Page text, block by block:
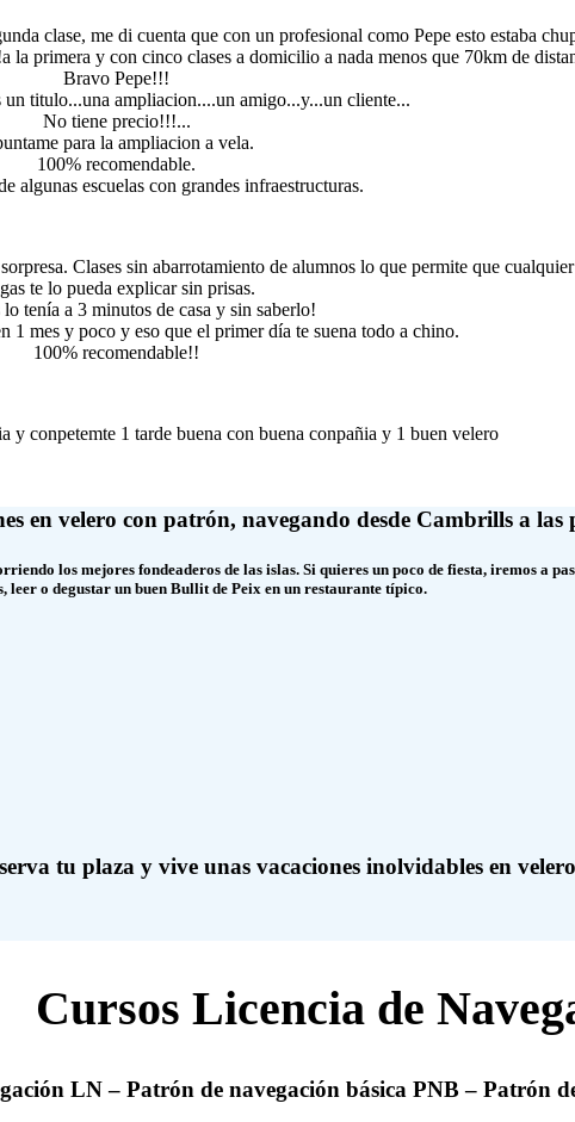
clase, me di cuenta que con un profesional como Pepe esto estaba
la primera y con cinco clases a domicilio a nada menos que 70km de
Bravo Pepe!!!
un titulo...una ampliacion....un amigo...y...un cliente...
No tiene precio!!!...
para la ampliacion a vela.
100% recomendable.
algunas escuelas con grandes infraestructuras.
Clases sin abarrotamiento de alumnos lo que permite que
te lo pueda explicar sin prisas.
lo tenía a 3 minutos de casa y sin saberlo!
1 mes y poco y eso que el primer día te suena todo a chino.
100% recomendable!!
y conpetemte 1 tarde buena con buena conpañia y 1 buen velero
en velero con patrón, navegando desde Cambrills a las
los mejores fondeaderos de las islas. Si quieres un poco de fiesta, iremos a
o degustar un buen Bullit de Peix en un restaurante típico.
tu plaza y vive unas vacaciones inolvidables en
Cursos Licencia de
LN – Patrón de navegación básica PNB – Patrón